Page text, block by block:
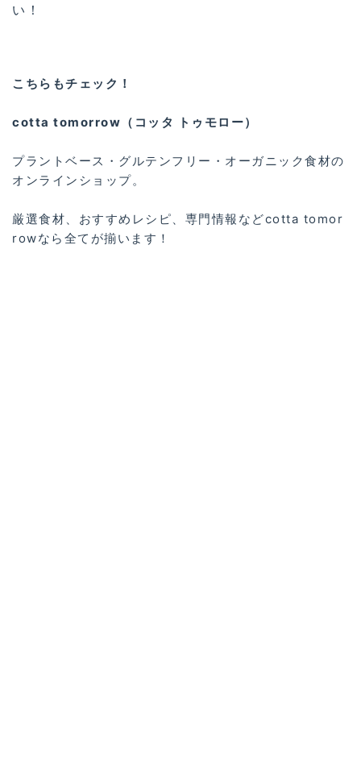
い！
こちらもチェック！
cotta tomorrow（コッタ トゥモロー）
プラントベース・グルテンフリー・オーガニック食材の
オンラインショップ。
厳選食材、おすすめレシピ、専門情報などcotta tomor
rowなら全てが揃います！